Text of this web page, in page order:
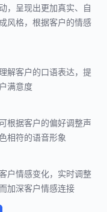
，呈现出更加真实、自
风格，根据客户的情感
解客户的口语表达，提
满意度
根据客户的偏好调整声
相符的语音形象
户情感变化，实时调整
加深客户情感连接